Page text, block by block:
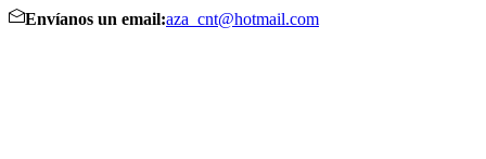
Envíanos un email:aza_cnt@hotmail.com